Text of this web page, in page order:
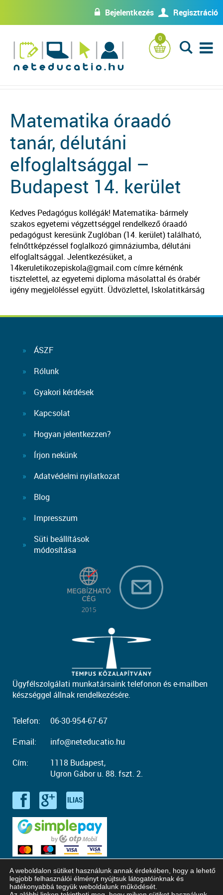
w Bejelentkezés U Regisztráció
0
L
Matematika óraadó
tanár, délutáni
elfoglaltsággal –
Budapest 14. kerület
Kedves Pedagógus kollégák! Matematika- bármely
szakos egyetemi végzettséggel rendelkező óraadó
pedagógust keresünk Zuglóban (14. kerület) található,
felnőttképzéssel foglalkozó gimnáziumba, délutáni
elfoglaltsággal. Jelentkezésüket, a
14keruletikozepiskola@gmail.com címre kérnénk
tisztelettel, az egyetemi diploma másolattal és órabér
igény megjelöléssel együtt. Üdvözlettel, Iskolatitkárság
ÁSZF
Rólunk
Gyakori kérdések
Kapcsolat
Hogyan jelentkezzen?
Írjon nekünk
Adatvédelmi nyilatkozat
Blog
Impresszum
Süti beállítások
módosítása
Ügyfélszolgálati munkatársaink telefonon és e-mailben
készséggel állnak rendelkezésére.
Telefon:
06-30-954-67-67
E-mail:
info@neteducatio.hu
Cím:
1118 Budapest,
Ugron Gábor u. 88. fszt. 2.
A weboldalon sütiket használunk annak érdekében, hogy a lehető
legjobb felhasználói élményt nyújtsuk látogatóinknak és
hatékonyabbá tegyük weboldalunk működését.